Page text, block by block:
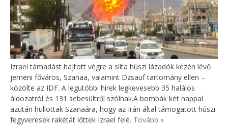
Izrael támadást hajtott végre a síita húszi lázadók kezén lévő
jemeni főváros, Szanaa, valamint Dzsauf tartomány ellen –
közölte az IDF. A legutóbbi hírek legkevesebb 35 halálos
áldozatról és 131 sebesültről szólnak.A bombák két nappal
azután hullottak Szanaára, hogy az Irán által támogatott húszi
fegyveresek rakétát lőttek Izrael felé. Tovább »